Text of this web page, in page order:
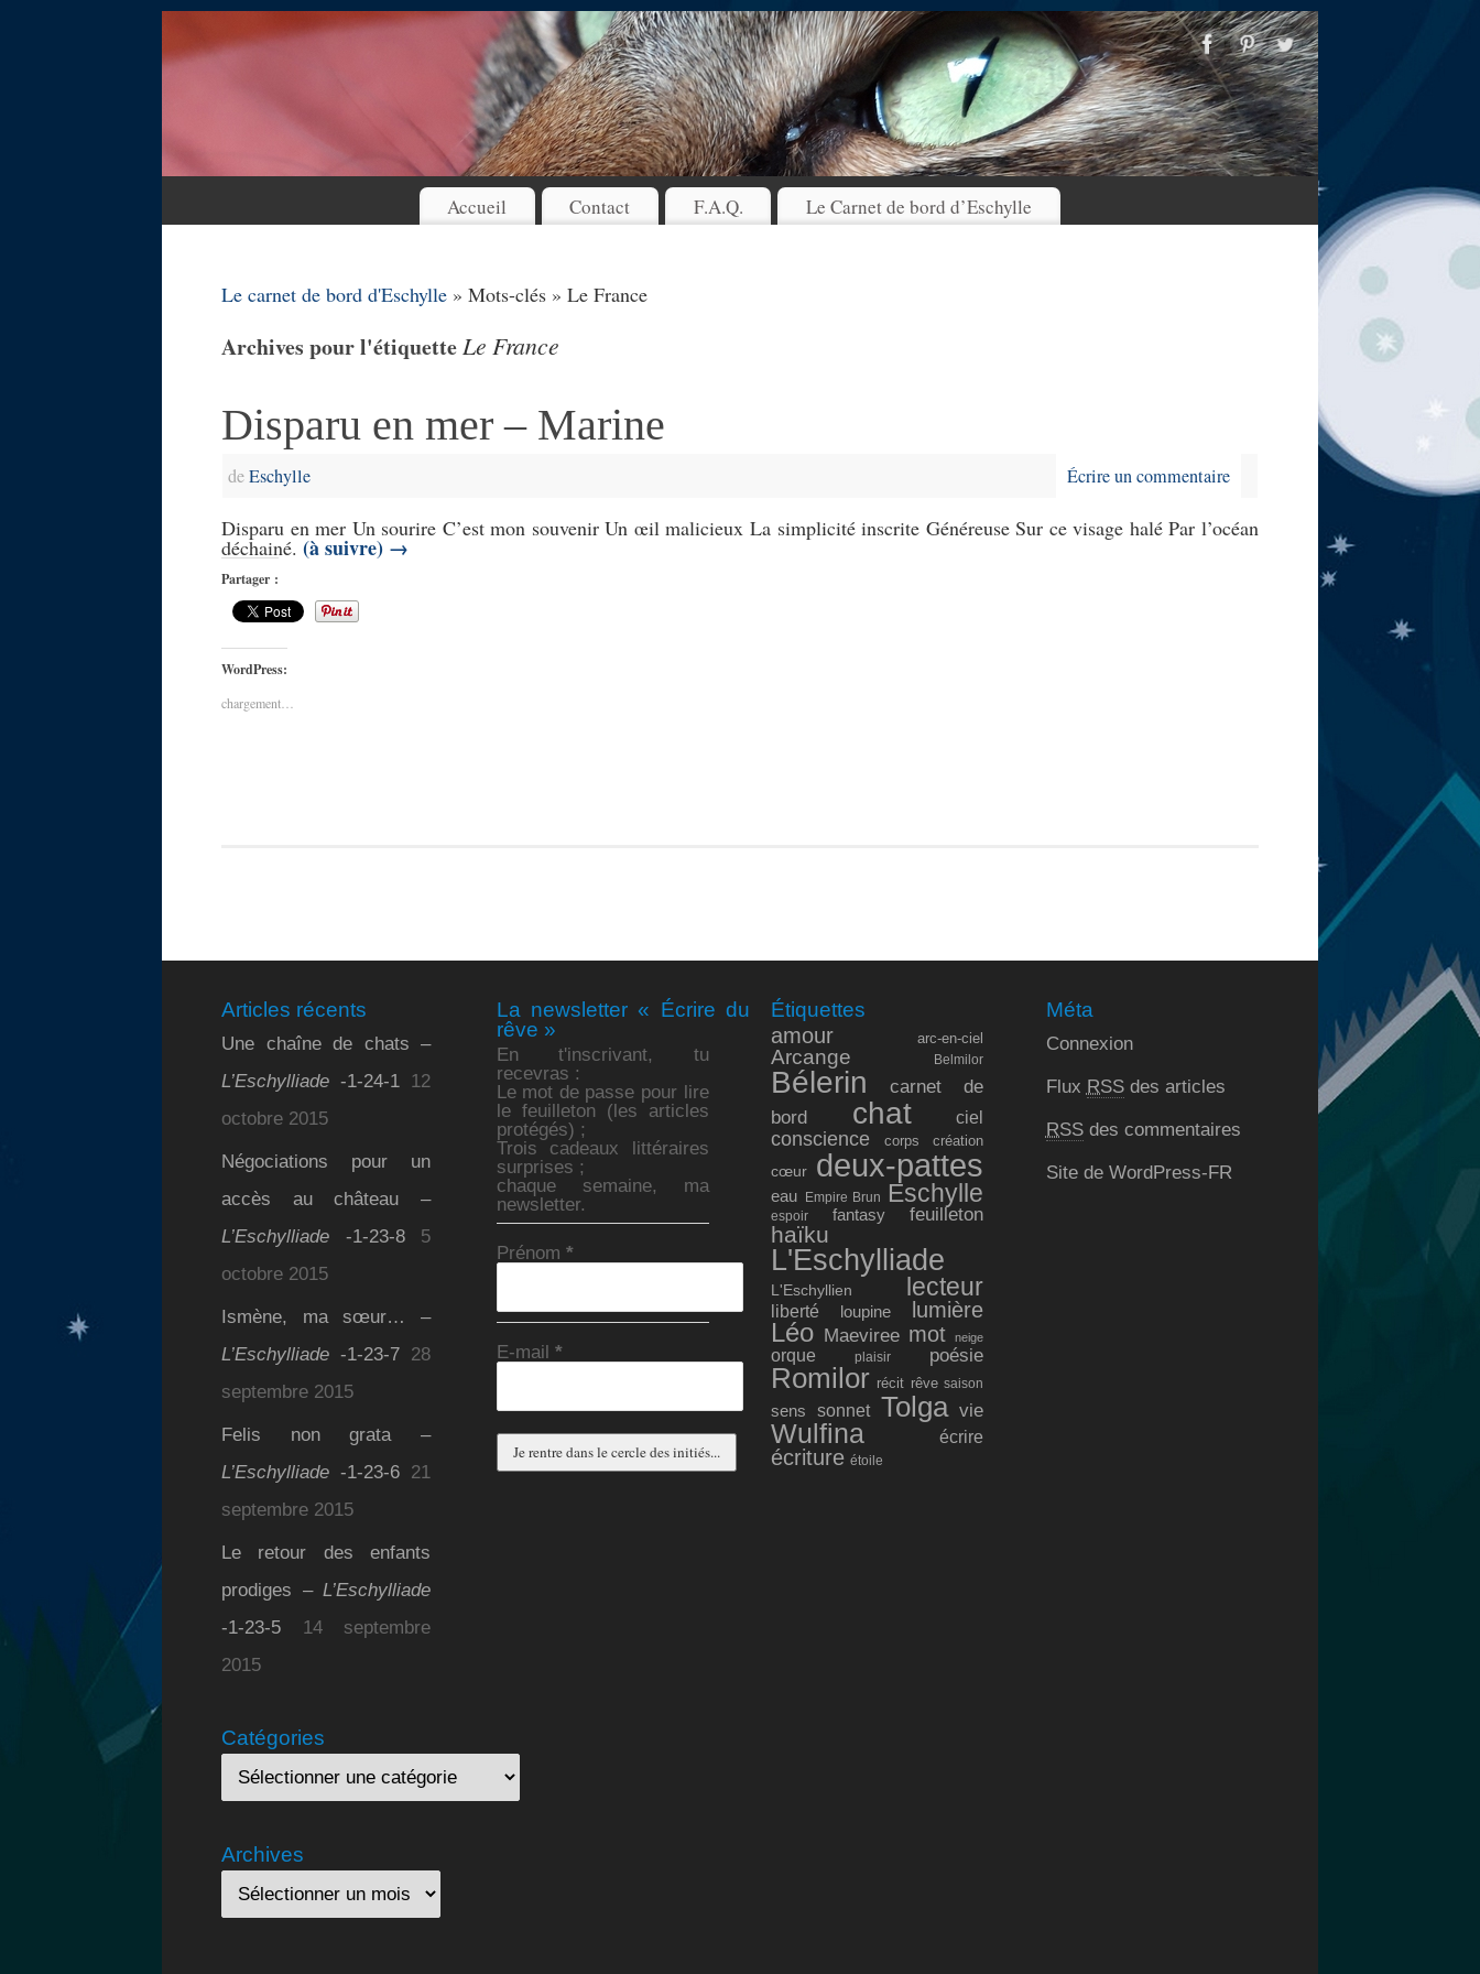
Accueil Contact F.A.Q. Le Carnet de bord d’Eschylle
Le carnet de bord d'Eschylle » Mots-clés » Le France
Archives pour l'étiquetteLe France
Disparu en mer – Marine
deEschylle Écrire un commentaire
Disparu en mer Un sourire C’est mon souvenir Un œil malicieux La simplicité inscrite Généreuse Sur ce visage halé Par l’océan
déchainé. (à suivre) →
Partager :
WordPress:
chargement…
Articles récents
Une chaîne de chats –
L’Eschylliade -1-24-1
12
octobre 2015
Négociations pour un
accès au château –
L’Eschylliade -1-23-8
5
octobre 2015
Ismène, ma sœur… –
L’Eschylliade -1-23-7 28
septembre 2015
Felis non grata –
L’Eschylliade -1-23-6 21
septembre 2015
Le retour des enfants
prodiges –L’Eschylliade
-1-23-5
14 septembre
2015
Catégories
Archives
La newsletter « Écrire du
rêve »
En t'inscrivant, tu
recevras :
Le mot de passe pour lire
le feuilleton (les articles
protégés) ;
Trois cadeaux littéraires
surprises ;
chaque semaine, ma
newsletter.
Prénom *
E-mail *
Étiquettes
amour arc-en-ciel
Arcange Belmilor
Bélerin
carnet de
bord
chat ciel
conscience corps création
cœur deux-pattes
eau Empire Brun Eschylle
espoir fantasy feuilleton
haïku
L'Eschylliade
L'Eschyllien lecteur
liberté loupine lumière
Léo Maeviree mot neige
orque plaisir poésie
Romilor récit rêve saison
sens sonnet Tolga vie
Wulfina écrire
écriture étoile
Méta
Connexion
Flux RSSdes articles
RSSdes commentaires
Site de WordPress-FR